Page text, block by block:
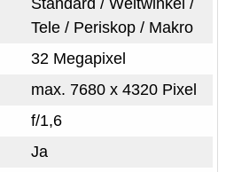
Tele / Periskop / Makro
32 Megapixel
max. 7680 x 4320 Pixel
f/1,6
Ja